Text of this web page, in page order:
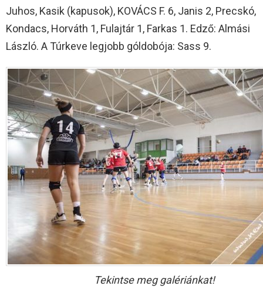
Juhos, Kasik (kapusok), KOVÁCS F. 6, Janis 2, Precskó,
Kondacs, Horváth 1, Fulajtár 1, Farkas 1. Edző: Almási
László. A Túrkeve legjobb góldobója: Sass 9.
Tekintse meg galériánkat!